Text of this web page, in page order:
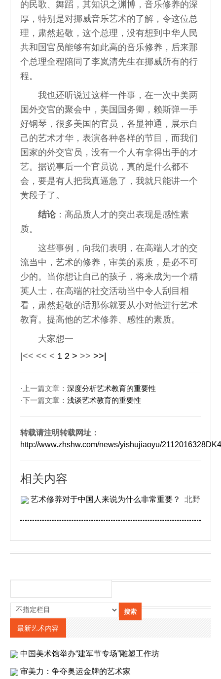
的民歌、舞蹈，其知识之渊博，音乐修养的深
厚，特别是对挪威音乐艺术的了解，令这位总
理，肃然起敬，这个总理，没有想到中华人民
共和国官员能够有如此高的音乐修养，后来那
个总理全程陪同了李岚清先生在挪威所有的行
程。
我也还听说过这样一件事，在一次中美两
国外交官的聚会中，美国国务卿，赖斯弹一手
好钢琴，很多美国的官员，各显神通，展示自
己的艺术才华，表演各种各样的节目，而我们
国家的外交官员，没有一个人有拿得出手的才
艺。据说事后一个官员说，真的是什么都不
会，要是有人把我真逼急了，我就只能讲一个
黄段子了。
结论：高品质人才的突出表现是感性素
质。
这些事例，向我们表明，在高端人才的交
流当中，艺术的修养，审美的素质，是必不可
少的。当你想让自己的孩子，将来成为一个精
英人士，在高端的社交活动当中令人刮目相
看，肃然起敬的话那你就要从小对他进行艺术
教育。提高他的艺术修养、感性的素质。
大家想一
|<< << < 1 2 > >> >>|
·上一篇文章： 深度分析艺术教育的重要性
·下一篇文章： 浅谈艺术教育的重要性
转载请注明转载网址：
http://www.zhshw.com/news/yishujiaoyu/
相关内容
艺术修养对于中国人来说为什么非常重要？ 北野
最新艺术内容
中国美术馆举办“建军节专场”雕塑工作坊
审美力：争夺奥运金牌的艺术家